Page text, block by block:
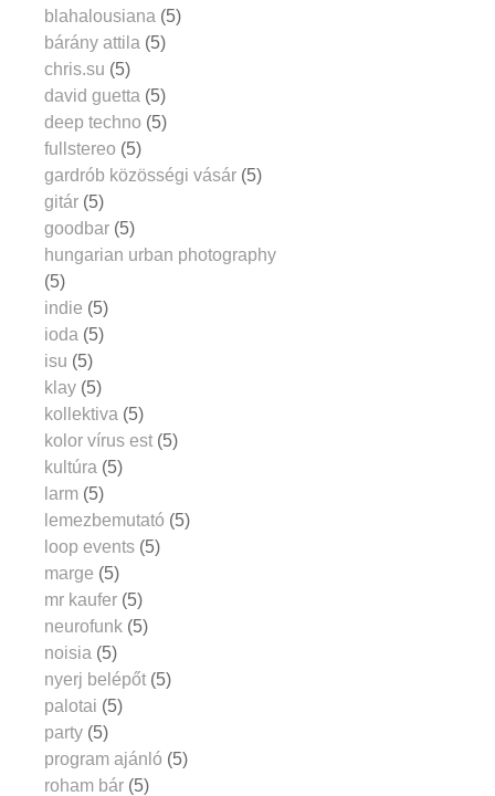
blahalousiana (5)
bárány attila (5)
chris.su (5)
david guetta (5)
deep techno (5)
fullstereo (5)
gardrób közösségi vásár (5)
gitár (5)
goodbar (5)
hungarian urban photography
(5)
indie (5)
ioda (5)
isu (5)
klay (5)
kollektiva (5)
kolor vírus est (5)
kultúra (5)
larm (5)
lemezbemutató (5)
loop events (5)
marge (5)
mr kaufer (5)
neurofunk (5)
noisia (5)
nyerj belépőt (5)
palotai (5)
party (5)
program ajánló (5)
roham bár (5)